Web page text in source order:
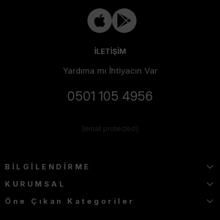
İLETİŞİM
Yardıma mı İhtiyacın Var
0501 105 4956
[email protected]
BİLGİLENDİRME
KURUMSAL
Öne Çıkan Kategoriler